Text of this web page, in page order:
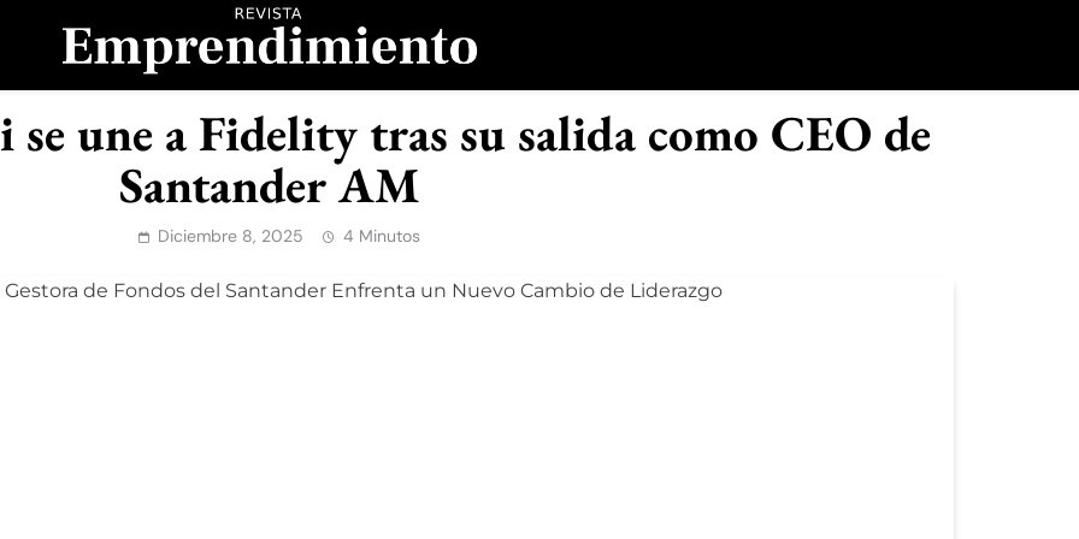
Emprendimiento
une a Fidelity tras su salida como CEO de
Santander AM
Diciembre 8, 2025 4 Minutos